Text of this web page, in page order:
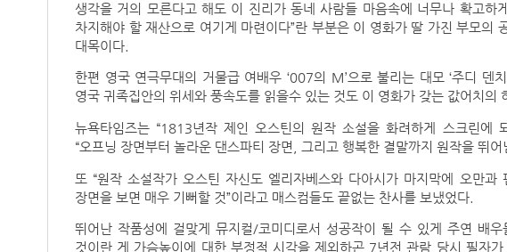
생각을 거의 모른다고 해도 이 진리가 동네 사람들 마음속에 너무나 확고
차지해야 할 재산으로 여기게 마련이다”란 부분은 이 영화가 딸 가진 부모의
대목이다.
한편 영국 연극무대의 거물급 여배우 ‘007의 M’으로 불리는 대모 ‘주디 덴
영국 귀족집안의 위세와 풍속도를 읽을수 있는 것도 이 영화가 갖는 값어치의
뉴욕타임즈는 “1813년작 제인 오스틴의 원작 소설을 화려하게 스크린에
“오프닝 장면부터 놀라운 댄스파티 장면, 그리고 행복한 결말까지 원작을 뛰
또 “원작 소설작가 오스틴 자신도 엘리자베스와 다아시가 마지막에 오만
장면을 보면 매우 기뻐할 것”이라고 매스컴들도 끝없는 찬사를 보냈었다.
뛰어난 작품성에 걸맞게 뮤지컬/코미디로서 성공작이 될 수 있게 주연 배
것이란 게 가슴높이에 대한 부정적 시각을 제외하곤 7년전 관람 당시 필자